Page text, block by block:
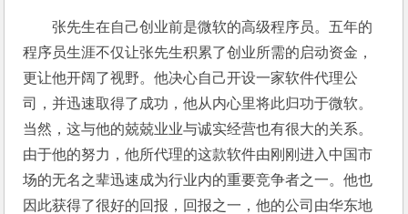
张先生在自己创业前是微软的高级程序员。五年的
程序员生涯不仅让张先生积累了创业所需的启动资金，
更让他开阔了视野。他决心自己开设一家软件代理公
司，并迅速取得了成功，他从内心里将此归功于微软。
当然，这与他的兢兢业业与诚实经营也有很大的关系。
由于他的努力，他所代理的这款软件由刚刚进入中国市
场的无名之辈迅速成为行业内的重要竞争者之一。他也
因此获得了很好的回报，回报之一，他的公司由华东地